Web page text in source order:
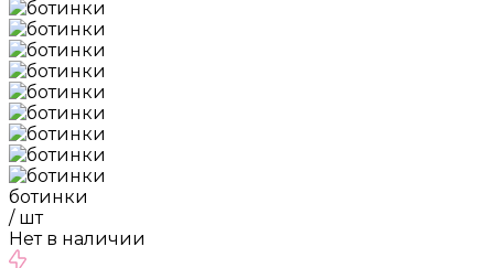
ботинки
/ шт
Нет в наличии